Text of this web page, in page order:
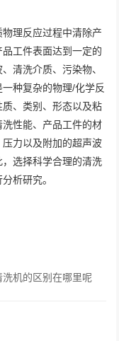
理反应过程中清除产
工件表面达到一定的
清洗介质、污染物、
种复杂的物理/化学反
、类别、形态以及粘
性能、产品工件的材
力以及附加的超声波
选择科学合理的清洗
析研究。
洗机的区别在哪里呢